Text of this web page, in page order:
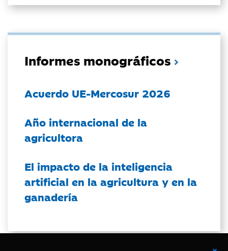
Informes monográficos
Acuerdo UE-Mercosur 2026
Año internacional de la
agricultora
El impacto de la inteligencia
artificial en la agricultura y en la
ganadería